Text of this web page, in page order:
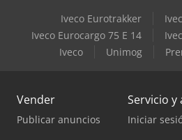
Iveco Eurotrakker
Iveco Eurocargo 75 E 14
Iveco
Unimog
Vender
Publicar anuncios
Servicio y
Iniciar